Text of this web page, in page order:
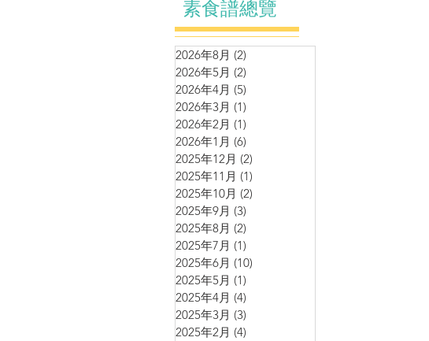
素食譜總覽
2026年8月 (2)
2026年5月 (2)
2026年4月 (5)
2026年3月 (1)
2026年2月 (1)
2026年1月 (6)
2025年12月 (2)
2025年11月 (1)
2025年10月 (2)
2025年9月 (3)
2025年8月 (2)
2025年7月 (1)
2025年6月 (10)
2025年5月 (1)
2025年4月 (4)
2025年3月 (3)
2025年2月 (4)